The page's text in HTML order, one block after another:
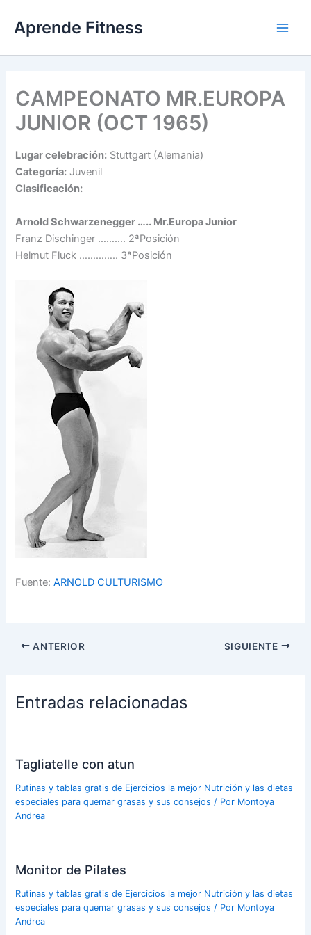
contenido
Aprende Fitness
CAMPEONATO MR.EUROPA
JUNIOR (OCT 1965)
Lugar celebración: Stuttgart (Alemania)
Categoría: Juvenil
Clasificación:
Arnold Schwarzenegger ….. Mr.Europa Junior
Franz Dischinger ………. 2ªPosición
Helmut Fluck ………….. 3ªPosición
Fuente:ARNOLD CULTURISMO
ANTERIOR SIGUIENTE
Entradas relacionadas
Tagliatelle con atun
Rutinas y tablas gratis de Ejercicios la mejor Nutrición y las dietas
especiales para quemar grasas y sus consejos / Por Montoya
Andrea
Monitor de Pilates
Rutinas y tablas gratis de Ejercicios la mejor Nutrición y las dietas
especiales para quemar grasas y sus consejos / Por Montoya
Andrea